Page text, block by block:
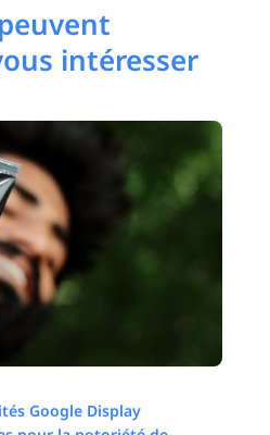
intéresser
Google Display